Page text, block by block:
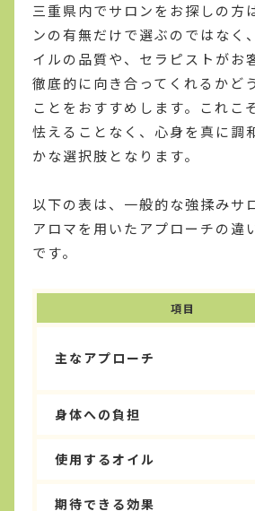
三重県内でサロンをお探しの方
ンの有無だけで選ぶのではなく
イルの品質や、セラピストがお
徹底的に向き合ってくれるかど
ことをおすすめします。これこ
怯えることなく、心身を真に調
かな選択肢となります。
以下の表は、一般的な強揉みサ
アロマを用いたアプローチの違
です。
項目
主なアプローチ
身体への負担
使用するオイル
期待できる効果